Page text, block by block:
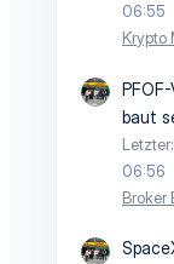
06:55
Krypto
baut
06:56
Broker